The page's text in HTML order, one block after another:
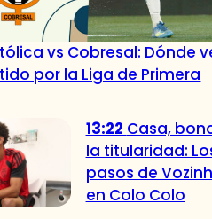
vs Cobresal: Dónde
por la Liga de Primera
13:22 Casa,
la titularidad:
pasos de
en Colo Colo